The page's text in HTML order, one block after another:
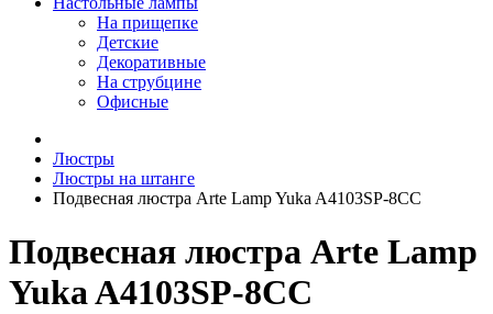
На прищепке
Детские
Декоративные
На струбцине
Офисные
Люстры
Люстры на штанге
Подвесная люстра Arte Lamp Yuka A4103SP-8CC
Подвесная люстра Arte Lamp
Yuka A4103SP-8CC